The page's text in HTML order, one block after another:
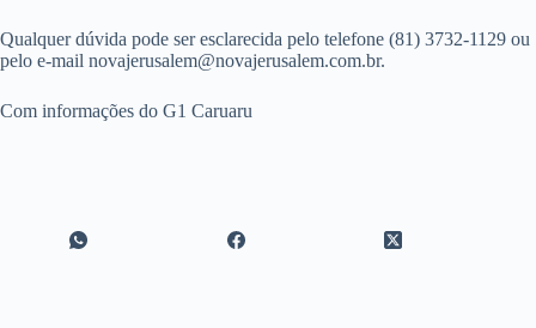
Qualquer dúvida pode ser esclarecida pelo telefone (81) 3732-1129 ou
pelo e-mail novajerusalem@novajerusalem.com.br.
Com informações do G1 Caruaru